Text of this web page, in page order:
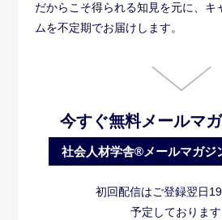
だからこそ得られる知見を元に、キ
ムを不定期でお届けします。
今すぐ無料メールマ
社会人材学舎®メールマガジ
初回配信はご登録翌日
予定しております